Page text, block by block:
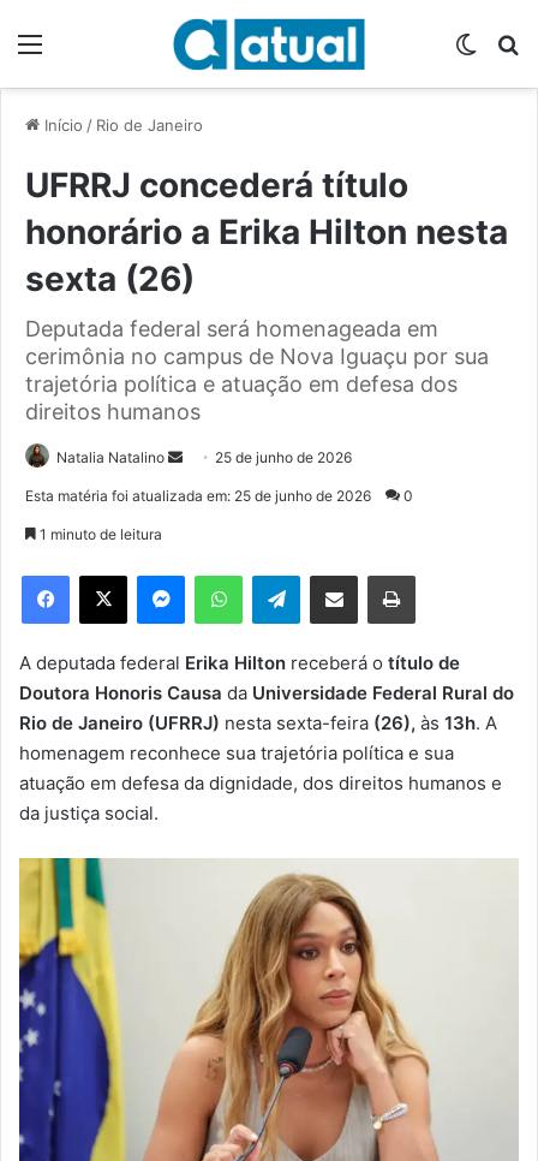
Início / Rio de Janeiro
UFRRJ concederá título
honorário a Erika Hilton nesta
sexta (26)
Deputada federal será homenageada em
cerimônia no campus de Nova Iguaçu por sua
trajetória política e atuação em defesa dos
direitos humanos
Natalia Natalino
e
m
e
-
m
a
25 de junho de 2026
Esta matéria foi atualizada em: 25 de junho de 2026 0
1 minuto de leitura
Telegram
A deputada federal Erika Hilton receberá o título de
Doutora Honoris Causa da Universidade Federal Rural do
Rio de Janeiro (UFRRJ) nesta sexta-feira (26), às 13h. A
homenagem reconhece sua trajetória política e sua
atuação em defesa da dignidade, dos direitos humanos e
da justiça social.